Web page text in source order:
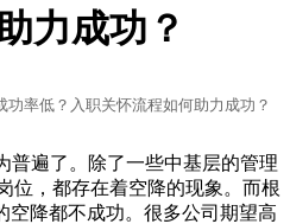
力成功？
功率低？入职关怀流程如何助力成功？
遍了。除了一些中基层的管理
位，都存在着空降的现象。而根
空降都不成功。很多公司期望高